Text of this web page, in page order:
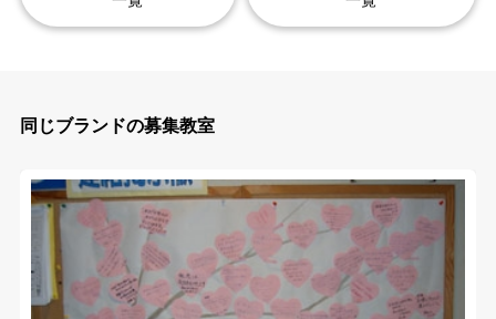
同じブランドの募集教室